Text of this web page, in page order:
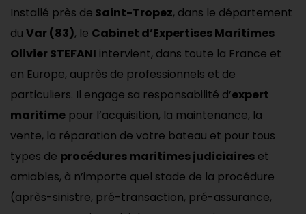
Installé près de Saint-Tropez, dans le département
du Var (83), le Cabinet d’Expertises Maritimes
Olivier STEFANI intervient, dans toute la France et
en Europe, auprès de professionnels et de
particuliers. Il engage sa responsabilité d’expert
maritime pour l’acquisition, la maintenance, la
vente, la réparation de votre bateau et pour tous
types de procédures maritimes judiciaires et
amiables, à n’importe quel stade de la procédure
(après-sinistre, pré-transaction, pré-assurance,